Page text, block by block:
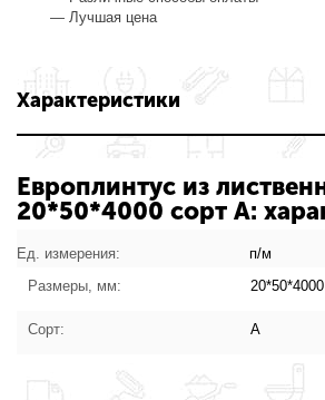
— Лучшая цена
Характеристики
Европлинтус из
20*50*4000 сорт A:
Ед. измерения:
п/м
Размеры, мм:
20*50*4000
Сорт: А